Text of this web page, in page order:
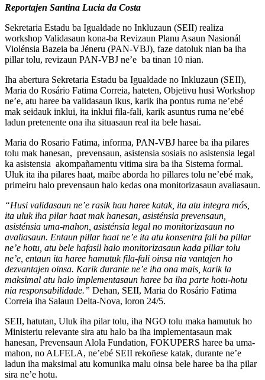
Reportajen Santina Lucia da Costa
Sekretaria Estadu ba Igualdade no Inkluzaun (SEII) realiza
workshop Validasaun kona-ba Revizaun Planu Asaun Nasionál
Violénsia Bazeia ba Jéneru (PAN-VBJ), faze datoluk nian ba iha
pillar tolu, revizaun PAN-VBJ ne’e ba tinan 10 nian.
Iha abertura Sekretaria Estadu ba Igualdade no Inkluzaun (SEII),
Maria do Rosário Fatima Correia, hateten, Objetivu husi Workshop
ne’e, atu haree ba validasaun ikus, karik iha pontus ruma ne’ebé
mak seidauk inklui, ita inklui fila-fali, karik asuntus ruma ne’ebé
ladun pretenente ona iha situasaun real ita bele hasai.
Maria do Rosario Fatima, informa, PAN-VBJ haree ba iha pilares
tolu mak hanesan, prevensaun, asistensia sosiais no asistensia legal
ka asistensia akompañamentu vitima sira ba iha Sistema formal.
Uluk ita iha pilares haat, maibe aborda ho pillares tolu ne’ebé mak,
primeiru halo prevensaun halo kedas ona monitorizasaun avaliasaun.
“Husi validasaun ne’e rasik hau haree katak, ita atu integra mós,
ita uluk iha pilar haat mak hanesan, asisténsia prevensaun,
asisténsia uma-mahon, asisténsia legal no monitorizasaun no
avaliasaun. Entaun pillar haat ne’e ita atu konsentra fali ba pillar
ne’e hotu, atu bele hafasil halo monitorizasaun kada pillar tolu
ne’e, entaun ita haree hamutuk fila-fali oinsa nia vantajen ho
dezvantajen oinsa. Karik durante ne’e iha ona mais, karik la
maksimal atu halo implementasaun haree ba iha parte hotu-hotu
nia responsabilidade.” Dehan, SEII, Maria do Rosário Fatima
Correia iha Salaun Delta-Nova, loron 24/5.
SEII, hatutan, Uluk iha pilar tolu, iha NGO tolu maka hamutuk ho
Ministeriu relevante sira atu halo ba iha implementasaun mak
hanesan, Prevensaun Alola Fundation, FOKUPERS haree ba uma-
mahon, no ALFELA, ne’ebé SEII rekoñese katak, durante ne’e
ladun iha maksimal atu komunika malu oinsa bele haree ba iha pilar
sira ne’e hotu.